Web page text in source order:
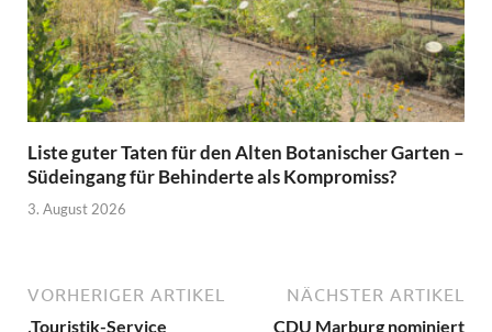
Liste guter Taten für den Alten Botanischer Garten –
Südeingang für Behinderte als Kompromiss?
3. August 2026
VORHERIGER ARTIKEL
‚Touristik-Service
NÄCHSTER ARTIKEL
CDU Marburg nominiert